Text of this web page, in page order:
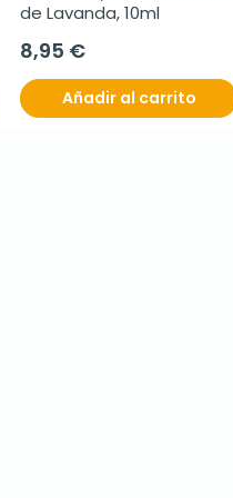
de Lavanda, 10ml
8,95 €
Añadir al carrito